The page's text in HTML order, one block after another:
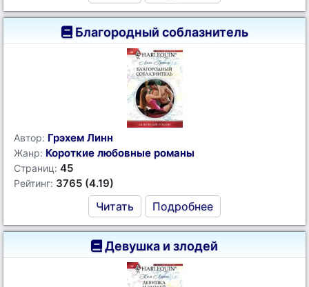
Благородный соблазнитель
Автор: Грэхем Линн
Жанр: Короткие любовные романы
Страниц: 45
Рейтинг: 3765 (4.19)
Читать Подробнее
Девушка и злодей